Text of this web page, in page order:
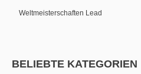
Weltmeisterschaften Lead
BELIEBTE KATEGORIEN